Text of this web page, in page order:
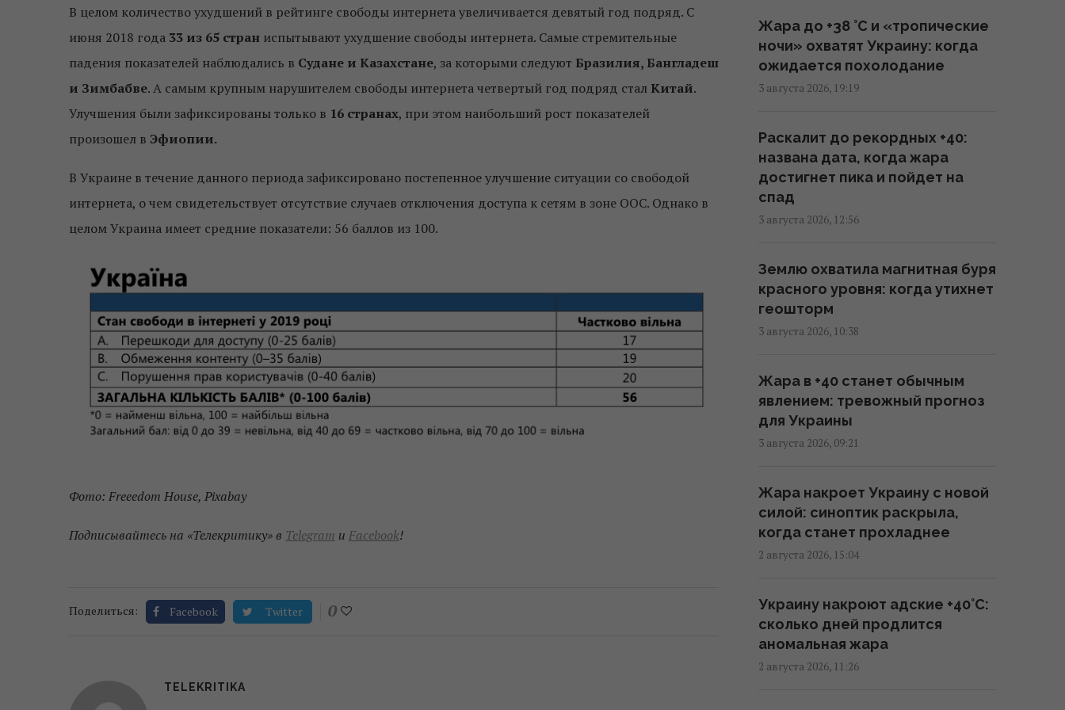
В целом количество ухудшений в рейтинге свободы интернета увеличивается девятый год подряд. С
июня 2018 года 33 из 65 стран испытывают ухудшение свободы интернета. Самые стремительные
падения показателей наблюдались в Судане и Казахстане, за которыми следуют Бразилия, Бангладеш
и Зимбабве. А самым крупным нарушителем свободы интернета четвертый год подряд стал Китай.
Улучшения были зафиксированы только в 16 странах, при этом наибольший рост показателей
произошел в Эфиопии.
В Украине в течение данного периода зафиксировано постепенное улучшение ситуации со свободой
интернета, о чем свидетельствует отсутствие случаев отключения доступа к сетям в зоне ООС. Однако в
целом Украина имеет средние показатели: 56 баллов из 100.
Фото: Freeedom House, Pixabay
Подписывайтесь на «Телекритику» в Telegram и Facebook!
Поделиться: Facebook Twitter 0
TELEKRITIKA
добровольцев, чтобы
научиться войне дронов, - FT
12:00 четверг, 06 августа 2026
вышло на новый уровень: РФ
помогает Ирану определять
цели для ударов
11:44 четверг, 06 августа 2026
запасах" средств ПВО в США
11:43 четверг, 06 августа 2026
на 250%
10:47 четверг, 06 августа 2026
предложил создать новый
союз
09:29 четверг, 06 августа 2026
за острой нехватки ракет для
ПВО, – WP
08:58 четверг, 06 августа 2026
Жара до +38 °С и «тропические
ночи» охватят Украину: когда
ожидается похолодание
3 августа 2026, 19:19
Раскалит до рекордных +40:
названа дата, когда жара
достигнет пика и пойдет на
спад
3 августа 2026, 12:56
Землю охватила магнитная буря
красного уровня: когда утихнет
геошторм
3 августа 2026, 10:38
Жара в +40 станет обычным
явлением: тревожный прогноз
для Украины
3 августа 2026, 09:21
Жара накроет Украину с новой
силой: синоптик раскрыла,
когда станет прохладнее
2 августа 2026, 15:04
Украину накроют адские +40°C:
сколько дней продлится
аномальная жара
2 августа 2026, 11:26